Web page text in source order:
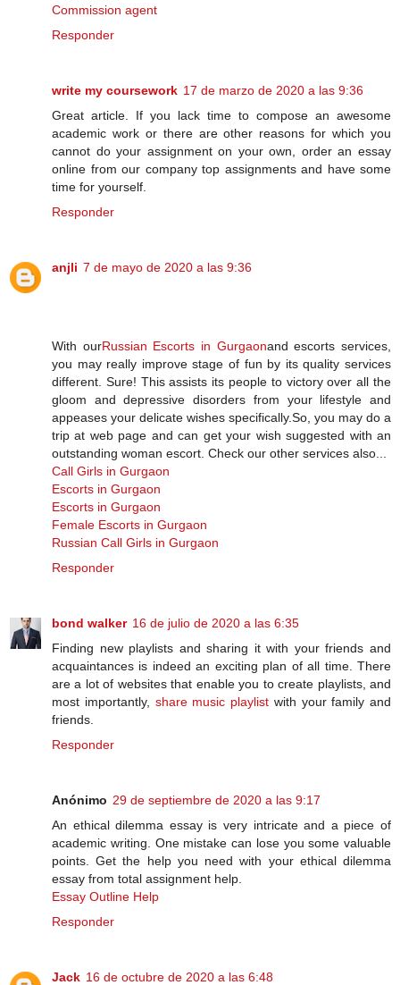
Commission agent
Responder
write my coursework 17 de marzo de 2020 a las 9:36
Great article. If you lack time to compose an awesome
academic work or there are other reasons for which you
cannot do your assignment on your own, order an essay
online from our company top assignments and have some
time for yourself.
Responder
anjli 7 de mayo de 2020 a las 9:36
With ourRussian Escorts in Gurgaonand escorts services,
you may really improve stage of fun by its quality services
different. Sure! This assists its people to victory over all the
gloom and depressive disorders from your lifestyle and
appeases your delicate wishes specifically.So, you may do a
trip at web page and can get your wish suggested with an
outstanding woman escort. Check our other services also...
Call Girls in Gurgaon
Escorts in Gurgaon
Escorts in Gurgaon
Female Escorts in Gurgaon
Russian Call Girls in Gurgaon
Responder
bond walker 16 de julio de 2020 a las 6:35
Finding new playlists and sharing it with your friends and
acquaintances is indeed an exciting plan of all time. There
are a lot of websites that enable you to create playlists, and
most importantly, share music playlist with your family and
friends.
Responder
Anónimo 29 de septiembre de 2020 a las 9:17
An ethical dilemma essay is very intricate and a piece of
academic writing. One mistake can lose you some valuable
points. Get the help you need with your ethical dilemma
essay from total assignment help.
Essay Outline Help
Responder
Jack 16 de octubre de 2020 a las 6:48